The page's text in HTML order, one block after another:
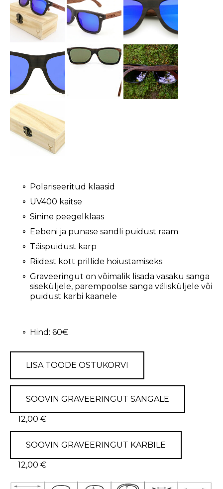
Polariseeritud klaasid
UV400 kaitse
Sinine peegelklaas
Eebeni ja punase sandli puidust raam
Täispuidust karp
Riidest kott prillide hoiustamiseks
Graveeringut on võimalik lisada vasaku sanga
siseküljele, parempoolse sanga välisküljele või
puidust karbi kaanele
Hind: 60€
LISA TOODE OSTUKORVI
SOOVIN GRAVEERINGUT SANGALE
12,00 €
SOOVIN GRAVEERINGUT KARBILE
12,00 €